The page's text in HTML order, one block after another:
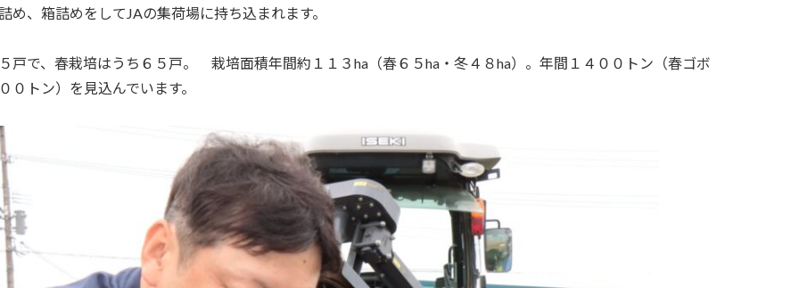
め、箱詰めをして JAの集荷場に持ち込まれます。
戸で、春栽培はうち６５戸。 栽培面積年間約１１３ ha （春６５ha ・冬４８ha）。年間１４００トン（春ゴボ
０トン）を見込んでいます。